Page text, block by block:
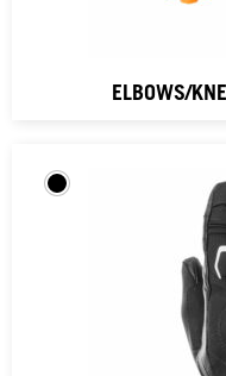
ELBOWS/